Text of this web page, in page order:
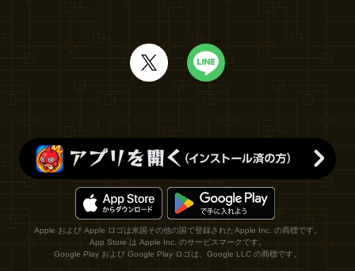
Apple および Apple ロゴは米国その他の国で登録されたApple Inc. の商標です。
App Store は Apple Inc. のサービスマークです。
Google Play および Google Play ロゴは、Google LLC の商標です。